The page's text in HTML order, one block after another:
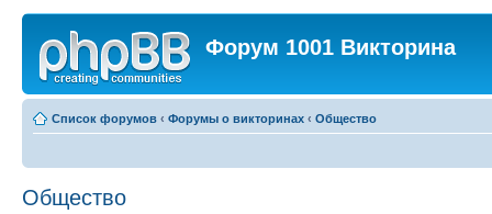
Форум 1001 Викторина
Список форумов ‹ Форумы о викторинах ‹ Общество
Общество